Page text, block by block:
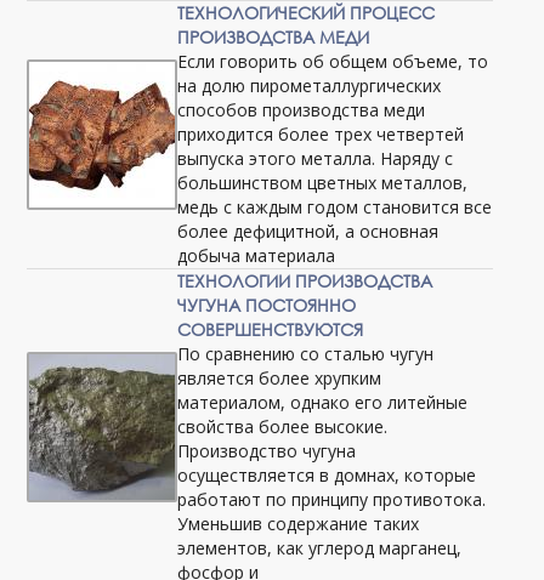
ТЕХНОЛОГИЧЕСКИЙ ПРОЦЕСС
ПРОИЗВОДСТВА МЕДИ
Если говорить об общем объеме, то
на долю пирометаллургических
способов производства меди
приходится более трех четвертей
выпуска этого металла. Наряду с
большинством цветных металлов,
медь с каждым годом становится все
более дефицитной, а основная
добыча материала
ТЕХНОЛОГИИ ПРОИЗВОДСТВА
ЧУГУНА ПОСТОЯННО
СОВЕРШЕНСТВУЮТСЯ
По сравнению со сталью чугун
является более хрупким
материалом, однако его литейные
свойства более высокие.
Производство чугуна
осуществляется в домнах, которые
работают по принципу противотока.
Уменьшив содержание таких
элементов, как углерод марганец,
фосфор и